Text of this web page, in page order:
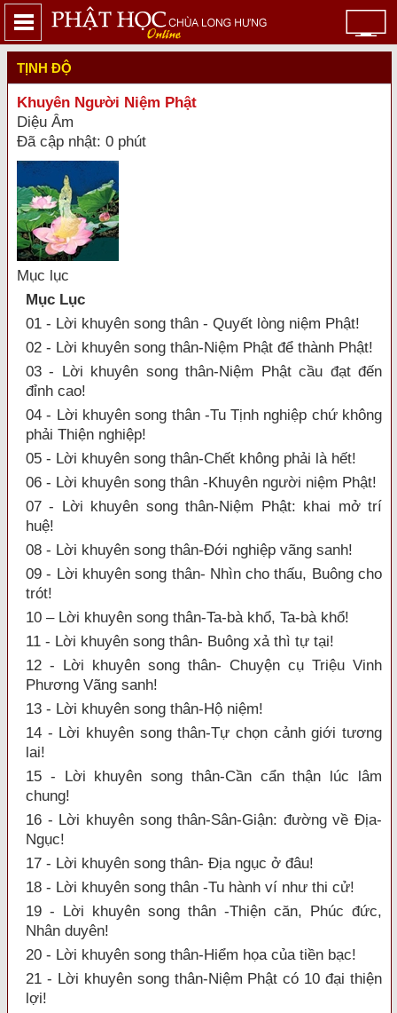
TỊNH ĐỘ
Khuyên Người Niệm Phật
Diệu Âm
Đã cập nhật: 0 phút
Mục lục
Mục Lục
01 - Lời khuyên song thân - Quyết lòng niệm Phật!
02 - Lời khuyên song thân-Niệm Phật để thành Phật!
03 - Lời khuyên song thân-Niệm Phật cầu đạt đến
đỉnh cao!
04 - Lời khuyên song thân -Tu Tịnh nghiệp chứ không
phải Thiện nghiệp!
05 - Lời khuyên song thân-Chết không phải là hết!
06 - Lời khuyên song thân -Khuyên người niệm Phật!
07 - Lời khuyên song thân-Niệm Phật: khai mở trí
huệ!
08 - Lời khuyên song thân-Đới nghiệp vãng sanh!
09 - Lời khuyên song thân- Nhìn cho thấu, Buông cho
trót!
10 – Lời khuyên song thân-Ta-bà khổ, Ta-bà khổ!
11 - Lời khuyên song thân- Buông xả thì tự tại!
12 - Lời khuyên song thân- Chuyện cụ Triệu Vinh
Phương Vãng sanh!
13 - Lời khuyên song thân-Hộ niệm!
14 - Lời khuyên song thân-Tự chọn cảnh giới tương
lai!
15 - Lời khuyên song thân-Cần cẩn thận lúc lâm
chung!
16 - Lời khuyên song thân-Sân-Giận: đường về Địa-
Ngục!
17 - Lời khuyên song thân- Địa ngục ở đâu!
18 - Lời khuyên song thân -Tu hành ví như thi cử!
19 - Lời khuyên song thân -Thiện căn, Phúc đức,
Nhân duyên!
20 - Lời khuyên song thân-Hiểm họa của tiền bạc!
21 - Lời khuyên song thân-Niệm Phật có 10 đại thiện
lợi!